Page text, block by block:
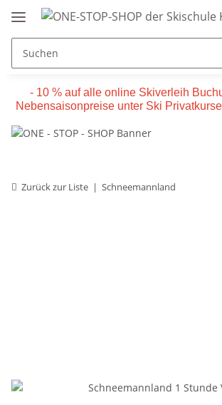
- 10 % auf alle online Skiverleih
Nebensaisonpreise unter Ski
Zurück zur Liste Schneemannland